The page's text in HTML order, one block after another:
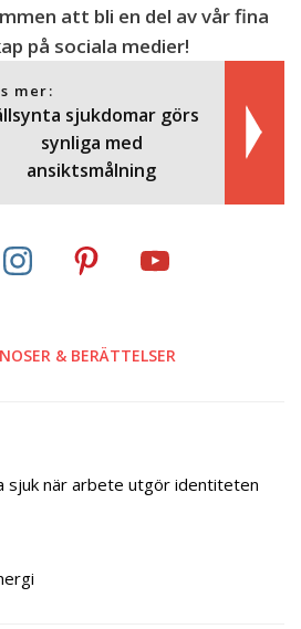
att bli en del av vår fina
på sociala medier!
mer:
sjukdomar görs
synliga med
ansiktsmålning
& BERÄTTELSER
sjuk när arbete utgör identiteten